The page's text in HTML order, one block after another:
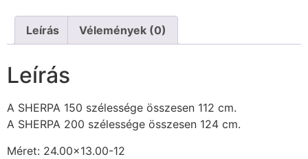
Leírás Vélemények (0)
Leírás
A SHERPA 150 szélessége összesen 112 cm.
A SHERPA 200 szélessége összesen 124 cm.
Méret: 24.00×13.00-12